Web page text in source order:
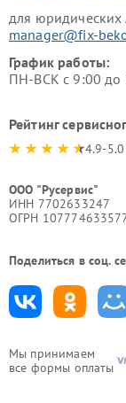
Мы принимаем
все формы оплаты
для юридических
manager@fix-
График работы:
ПН-ВСК с 9:00 до
Рейтинг
4.9-5.0
ООО "Русервис"
ИНН 7702633247
ОГРН
Поделиться в соц.